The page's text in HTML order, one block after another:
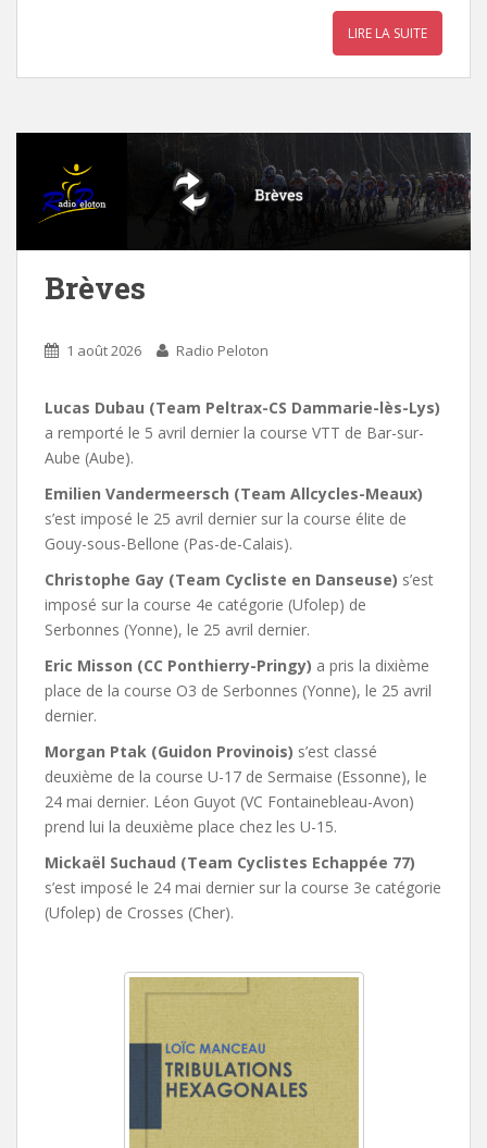
LIRE LA SUITE
Brèves
1 août 2026 Radio Peloton
Lucas Dubau (Team Peltrax-CS Dammarie-lès-Lys)
a remporté le 5 avril dernier la course VTT de Bar-sur-
Aube (Aube).
Emilien Vandermeersch (Team Allcycles-Meaux)
s’est imposé le 25 avril dernier sur la course élite de
Gouy-sous-Bellone (Pas-de-Calais).
Christophe Gay (Team Cycliste en Danseuse) s’est
imposé sur la course 4e catégorie (Ufolep) de
Serbonnes (Yonne), le 25 avril dernier.
Eric Misson (CC Ponthierry-Pringy) a pris la dixième
place de la course O3 de Serbonnes (Yonne), le 25 avril
dernier.
Morgan Ptak (Guidon Provinois) s’est classé
deuxième de la course U-17 de Sermaise (Essonne), le
24 mai dernier. Léon Guyot (VC Fontainebleau-Avon)
prend lui la deuxième place chez les U-15.
Mickaël Suchaud (Team Cyclistes Echappée 77)
s’est imposé le 24 mai dernier sur la course 3e catégorie
(Ufolep) de Crosses (Cher).